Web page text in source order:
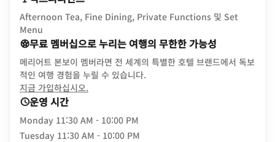
Afternoon Tea, Fine Dining, Private Functions 및 Set
Menu
무료 멤버십으로 누리는 여행의 무한한 가능성
메리어트 본보이 멤버라면 전 세계의 특별한 호텔 브랜드에서 독보
적인 여행 경험을 누릴 수 있습니다.
지금 가입하십시오.
운영 시간
Monday 11:30 AM - 10:00 PM
Tuesday 11:30 AM - 10:00 PM